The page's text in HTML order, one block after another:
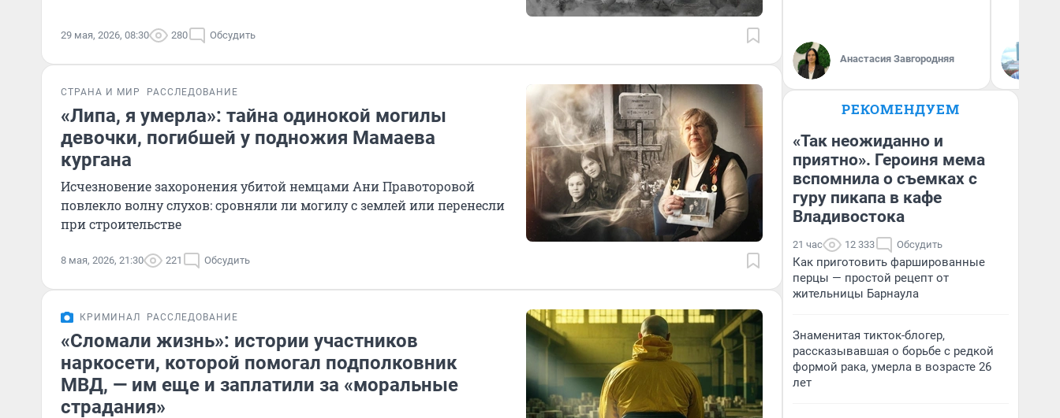
29 мая, 2026, 08:30 280 Обсудить
СТРАНА И МИР РАССЛЕДОВАНИЕ
«Липа, я умерла»: тайна одинокой могилы
девочки, погибшей у подножия Мамаева
кургана
Исчезновение захоронения убитой немцами Ани Правоторовой
повлекло волну слухов: сровняли ли могилу с землей или перенесли
при строительстве
8 мая, 2026, 21:30 221 Обсудить
КРИМИНАЛ РАССЛЕДОВАНИЕ
«Сломали жизнь»: истории участников
наркосети, которой помогал подполковник
МВД, — им еще и заплатили за «моральные
страдания»
Анастасия Завгородняя
РЕКОМЕНДУЕМ
«Так неожиданно и
приятно». Героиня мема
вспомнила о съемках с
гуру пикапа в кафе
Владивостока
21 час 12 333 Обсудить
Как приготовить фаршированные
перцы — простой рецепт от
жительницы Барнаула
Знаменитая тикток-блогер,
рассказывавшая о борьбе с редкой
формой рака, умерла в возрасте 26
лет